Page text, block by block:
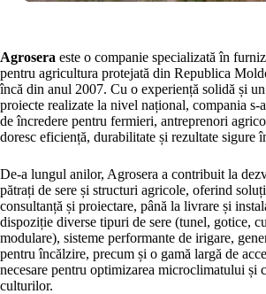
Agrosera este o companie specializată în
pentru agricultura protejată din Republica
încă din anul 2007. Cu o experiență solidă și
proiecte realizate la nivel național, compania s-
de încredere pentru fermieri, antreprenori
doresc eficiență, durabilitate și rezultate sigure
De-a lungul anilor, Agrosera a contribuit la
pătrați de sere și structuri agricole, oferind
consultanță și proiectare, până la livrare și
dispoziție diverse tipuri de sere (tunel, gotice,
modulare), sisteme performante de irigare,
pentru încălzire, precum și o gamă largă de
necesare pentru optimizarea microclimatului și
culturilor.